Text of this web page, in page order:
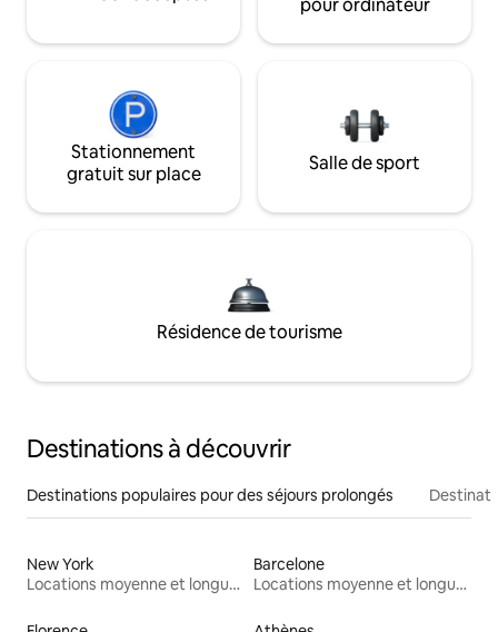
Stationnement
gratuit sur place
Salle de sport
Résidence de tourisme
Destinations à découvrir
Destinations populaires pour des séjours prolongés
New York
Locations moyenne et longue durée
Barcelone
Locations moyenne et longue durée